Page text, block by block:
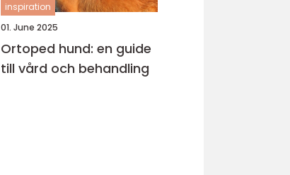
inspiration
01. June 2025
Ortoped hund: en guide
till vård och behandling